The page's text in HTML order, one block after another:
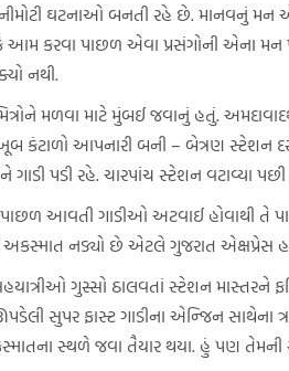
ઘટનાઓ બનતી રહે છે. માનવનું મન
આમ કરવા પાછળ એવા પ્રસંગોની એના
નથી.
મળવા માટે મુંબઈ જવાનું હતું.
ખૂબ કંટાળો આપનારી બની – બેત્રણ
પડી રહે. ચારપાંચ સ્ટેશન વટાવ્યા
આવતી ગાડીઓ અટવાઈ હોવાથી તે
અકસ્માત નડ્યો છે એટલે ગુજરાત
ગુસ્સો ઠાલવતાં સ્ટેશન માસ્તરને
સુપર ફાસ્ટ ગાડીના એન્જિન સાથેના
સ્થળે જવા તૈયાર થયા. હું પણ